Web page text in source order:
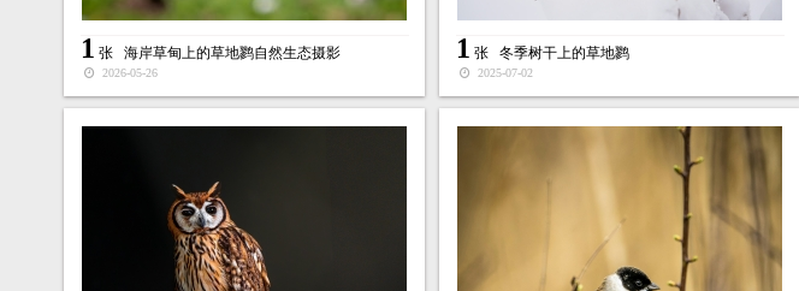
1 张 海岸草甸上的草地鹨自然生态摄影
2026-05-26
1 张 冬季树干上的草地鹨
2025-07-02